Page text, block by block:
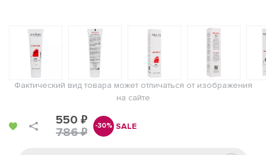
Фактический вид товара может отличаться от изображения
на сайте
550 ₽
786 ₽
-30% SALE